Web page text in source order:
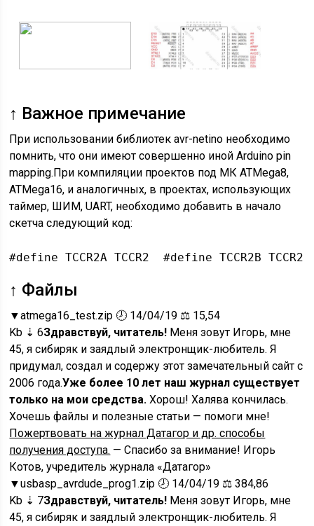
↑ Важное примечание
При использовании библиотек avr-netino необходимо
помнить, что они имеют совершенно иной Arduino pin
mapping.При компиляции проектов под МК ATMega8,
ATMega16, и аналогичных, в проектах, использующих
таймер, ШИМ, UART, необходимо добавить в начало
скетча следующий код:
#define TCCR2A TCCR2  #define TCCR2B
↑ Файлы
▼atmega16_test.zip 🕗 14/04/19 ⚖️ 15,54
Kb ⇣ 6Здравствуй, читатель! Меня зовут Игорь, мне
45, я сибиряк и заядлый электронщик-любитель. Я
придумал, создал и содержу этот замечательный сайт с
2006 года.Уже более 10 лет наш журнал существует
только на мои средства. Хорош! Халява кончилась.
Хочешь файлы и полезные статьи — помоги мне!
Пожертвовать на журнал Датагор и др. способы
получения доступа. — Спасибо за внимание! Игорь
Котов, учредитель журнала «Датагор»
▼usbasp_avrdude_prog1.zip 🕗 14/04/19 ⚖️ 384,86
Kb ⇣ 7Здравствуй, читатель! Меня зовут Игорь, мне
45, я сибиряк и заядлый электронщик-любитель. Я